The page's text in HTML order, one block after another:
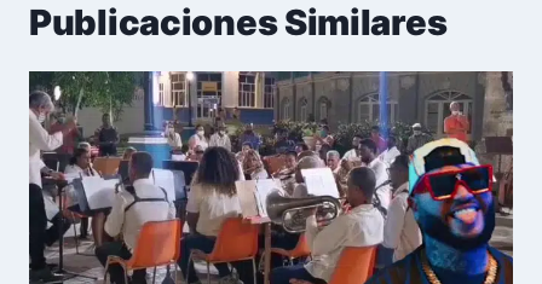
Publicaciones Similares